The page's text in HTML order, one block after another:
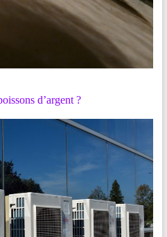
d’argent ?